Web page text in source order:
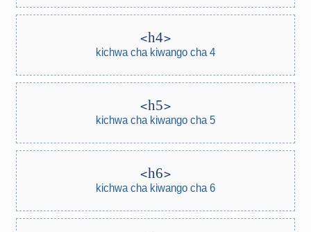
h4
kichwa cha kiwango cha 4
h5
kichwa cha kiwango cha 5
h6
kichwa cha kiwango cha 6